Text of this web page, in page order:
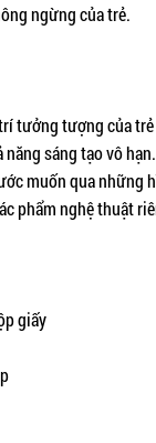
ngừng của trẻ.
tưởng tượng của
sáng tạo vô
muốn qua những
phẩm nghệ thuật
giấy